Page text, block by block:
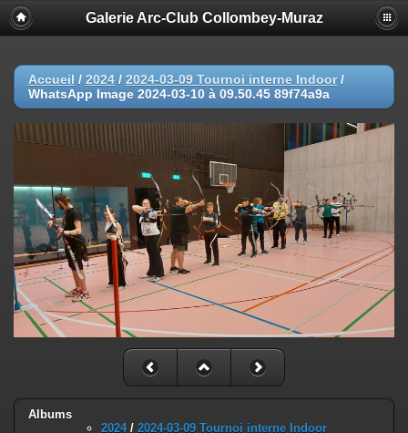
Galerie Arc-Club Collombey-Muraz
Accueil / 2024 / 2024-03-09 Tournoi interne Indoor/
WhatsApp Image 2024-03-10 à 09.50.45 89f74a9a
Albums
2024/ 2024-03-09 Tournoi interne Indoor